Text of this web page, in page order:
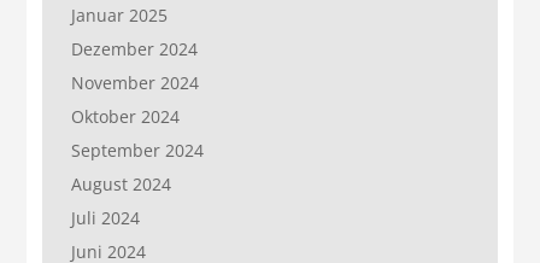
Januar 2025
Dezember 2024
November 2024
Oktober 2024
September 2024
August 2024
Juli 2024
Juni 2024